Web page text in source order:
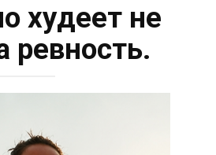
худеет не
ревность.